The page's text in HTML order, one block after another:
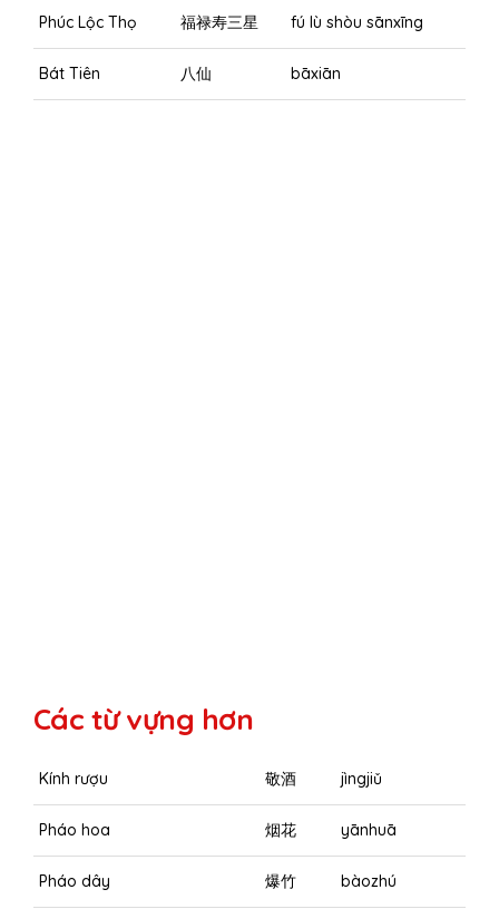
Phúc Lộc Thọ 福禄寿三星 fú lù shòu sānxīng
Bát Tiên 八仙 bāxiān
Các từ vựng hơn
Kính rượu 敬酒 jìngjiǔ
Pháo hoa 烟花 yānhuā
Pháo dây 爆竹 bàozhú